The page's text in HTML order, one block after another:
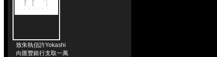
致朱執信許Yokashi
向匯豐銀行支取一萬